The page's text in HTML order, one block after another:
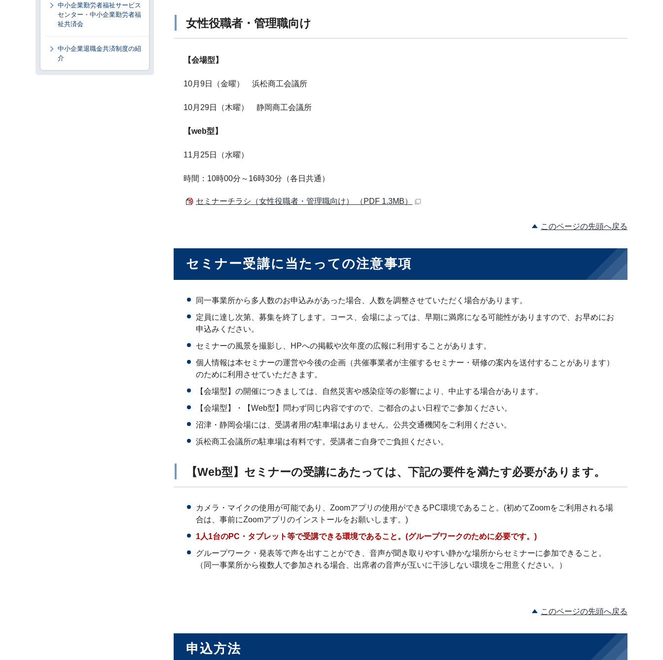
女性役職者・管理職向け
【会場型】
10月9日（金曜） 浜松商工会議所
10月29日（木曜） 静岡商工会議所
【web型】
11月25日（水曜）
時間：10時00分～16時30分（各日共通）
セミナーチラシ（女性役職者・管理職向け） （PDF 1.3MB）
このページの先頭へ戻る
セミナー受講に当たっての注意事項
同一事業所から多人数のお申込みがあった場合、人数を調整させていただく場合があります。
定員に達し次第、募集を終了します。コース、会場によっては、早期に満席になる可能性がありますので、お早めにお
申込みください。
セミナーの風景を撮影し、HPへの掲載や次年度の広報に利用することがあります。
個人情報は本セミナーの運営や今後の企画（共催事業者が主催するセミナー・研修の案内を送付することがあります）
のために利用させていただきます。
【会場型】の開催につきましては、自然災害や感染症等の影響により、中止する場合があります。
【会場型】・【Web型】問わず同じ内容ですので、ご都合のよい日程でご参加ください。
沼津・静岡会場には、受講者用の駐車場はありません。公共交通機関をご利用ください。
浜松商工会議所の駐車場は有料です。受講者ご自身でご負担ください。
【Web型】セミナーの受講にあたっては、下記の要件を満たす必要があります。
カメラ・マイクの使用が可能であり、Zoomアプリの使用ができるPC環境であること。(初めてZoomをご利用される場
合は、事前にZoomアプリのインストールをお願いします。)
1人1台のPC・タブレット等で受講できる環境であること。(グループワークのために必要です。)
グループワーク・発表等で声を出すことができ、音声が聞き取りやすい静かな場所からセミナーに参加できること。
（同一事業所から複数人で参加される場合、出席者の音声が互いに干渉しない環境をご用意ください。）
このページの先頭へ戻る
申込方法
中小企業勤労者福祉サービス
センター・中小企業勤労者福
祉共済会
中小企業退職金共済制度の紹
介